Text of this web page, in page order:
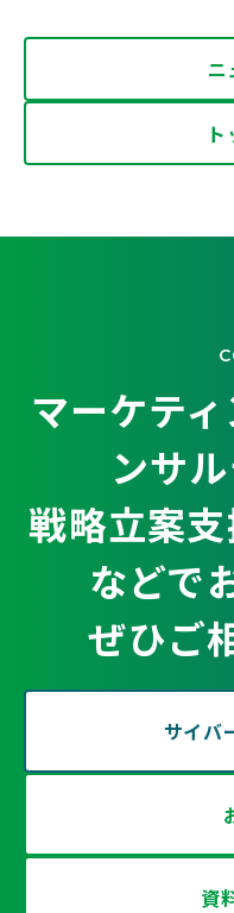
ニ
マーケテ
ンサル
戦略立案
などで
ぜひご
サイバ
資